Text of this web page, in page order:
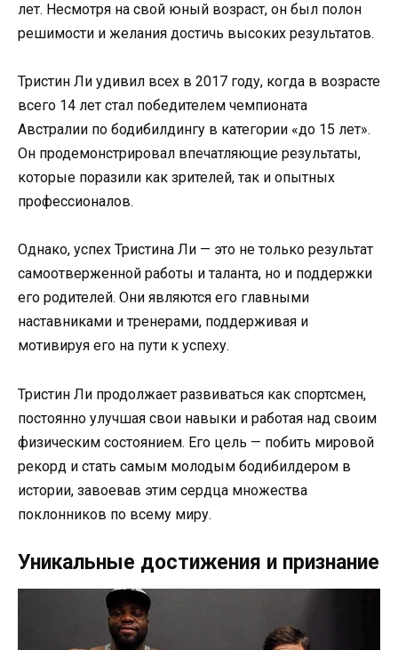
лет. Несмотря на свой юный возраст, он был полон
решимости и желания достичь высоких результатов.
Тристин Ли удивил всех в 2017 году, когда в возрасте
всего 14 лет стал победителем чемпионата
Австралии по бодибилдингу в категории «до 15 лет».
Он продемонстрировал впечатляющие результаты,
которые поразили как зрителей, так и опытных
профессионалов.
Однако, успех Тристина Ли — это не только результат
самоотверженной работы и таланта, но и поддержки
его родителей. Они являются его главными
наставниками и тренерами, поддерживая и
мотивируя его на пути к успеху.
Тристин Ли продолжает развиваться как спортсмен,
постоянно улучшая свои навыки и работая над своим
физическим состоянием. Его цель — побить мировой
рекорд и стать самым молодым бодибилдером в
истории, завоевав этим сердца множества
поклонников по всему миру.
Уникальные достижения и признание